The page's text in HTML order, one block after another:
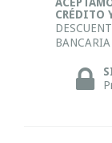
CRÉDITO
BANCARIA